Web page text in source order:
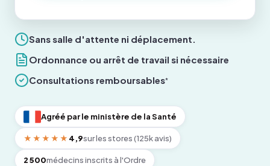
Sans salle d'attente ni déplacement.
Ordonnance ou arrêt de travail si nécessaire
Consultations remboursables*
Agréé par le ministère de la Santé
★★★★★ 4,9sur les stores (125k avis)
2 500médecins inscrits à l'Ordre